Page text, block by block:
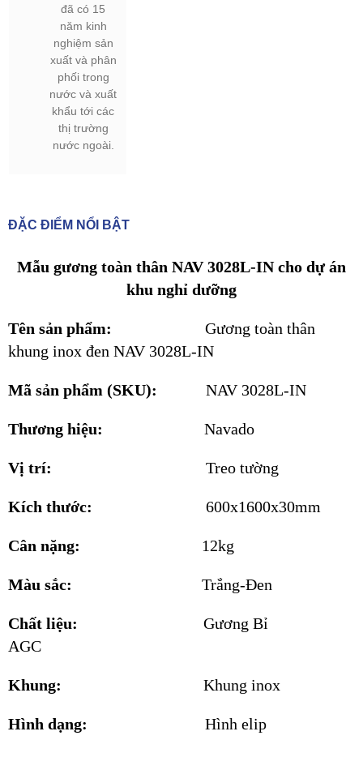
đã có 15
năm kinh
nghiệm sản
xuất và phân
phối trong
nước và xuất
khẩu tới các
thị trường
nước ngoài.
ĐẶC ĐIỂM NỔI BẬT
Mẫu gương toàn thân NAV 3028L-IN cho dự án
khu nghỉ dưỡng
Tên sản phẩm: Gương toàn thân
khung inox đen NAV 3028L-IN
Mã sản phẩm (SKU): NAV 3028L-IN
Thương hiệu: Navado
Vị trí: Treo tường
Kích thước: 600x1600x30mm
Cân nặng: 12kg
Màu sắc: Trắng-Đen
Chất liệu: Gương Bỉ
AGC
Khung: Khung inox
Hình dạng: Hình elip